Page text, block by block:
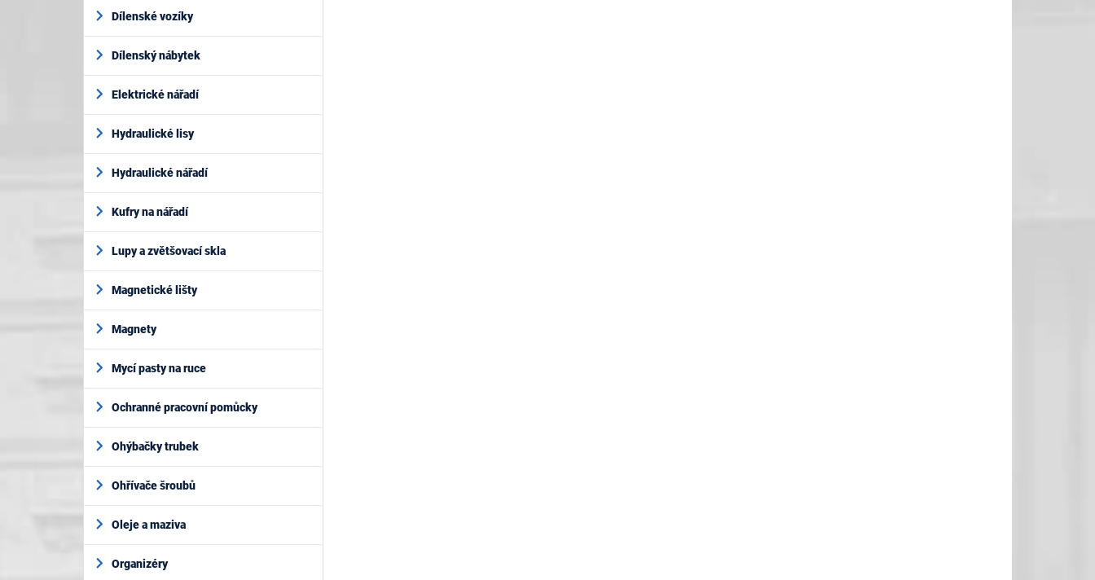
Dílenské vozíky
Dílenský nábytek
Elektrické nářadí
Hydraulické lisy
Hydraulické nářadí
Kufry na nářadí
Lupy a zvětšovací skla
Magnetické lišty
Magnety
Mycí pasty na ruce
Ochranné pracovní pomůcky
Ohýbačky trubek
Ohřívače šroubů
Oleje a maziva
Organizéry